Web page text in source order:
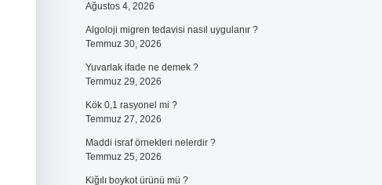
Ağustos 4, 2026
Algoloji migren tedavisi nasıl uygulanır ?
Temmuz 30, 2026
Yuvarlak ifade ne demek ?
Temmuz 29, 2026
Kök 0,1 rasyonel mi ?
Temmuz 27, 2026
Maddi israf örnekleri nelerdir ?
Temmuz 25, 2026
Kiğılı boykot ürünü mü ?